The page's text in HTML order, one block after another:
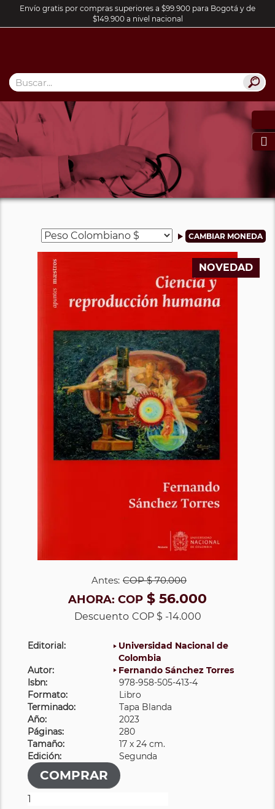
Envío gratis por compras superiores a $99.900 para Bogotá y de
$149.900 a nivel nacional

NOVEDAD
Antes: COP$ 70.000
AHORA: COP $ 56.000
Descuento COP $ -14.000
Editorial:
Universidad Nacional de
Colombia
Autor:
Fernando Sánchez Torres
Isbn:
978-958-505-413-4
Formato:
Libro
Terminado:
Tapa Blanda
Año:
2023
Páginas:
280
Tamaño:
17 x 24 cm.
Edición:
Segunda